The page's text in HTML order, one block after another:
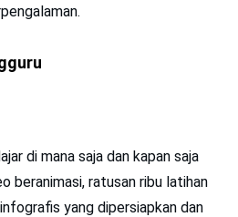
di mana saja dan kapan saja
beranimasi, ratusan ribu latihan
yang dipersiapkan dan